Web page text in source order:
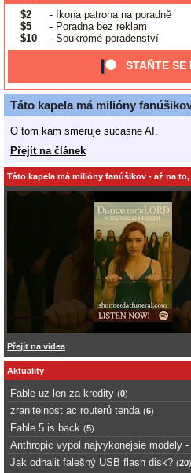
$2
- Ikona patrona na poradně
$5
- Poradna bez reklam
$10
- Soukromé poradenství
STAŇTE SE
Táto kapela má milióny
O tom kam smeruje sucasne AI.
Přejít na článek
Táto kapela má milióny fanúšikov - až na
Přejít na videa
Aktuality
Fable uz len za kredity (0)
zranitelnost ac routerů tenda (6)
Fable 5 is back (5)
Anthropic vypol najvykonejsie modely
Jak odhalit falešný USB flash disk? (20)